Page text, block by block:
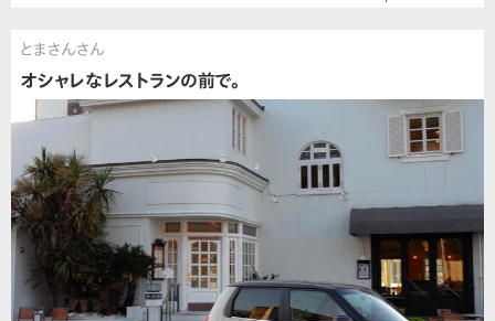
とまさんさん
オシャレなレストランの前で。